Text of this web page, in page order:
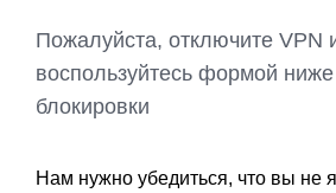
Пожалуйста, отключите VPN
воспользуйтесь формой
блокировки
Нам нужно убедиться, что вы не